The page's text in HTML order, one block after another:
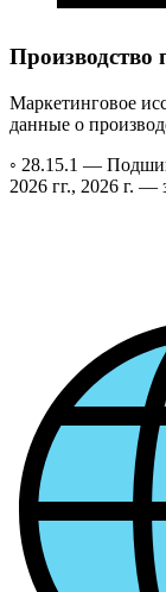
Производство
Маркетинговое
данные о
◦ 28.15.1 —
2026 гг., 2026 г. —